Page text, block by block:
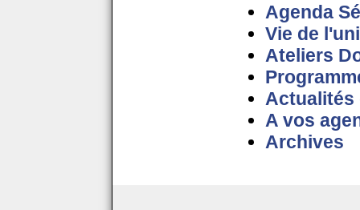
Agenda
Vie de
Ateliers
Actualités
A vos
Archives